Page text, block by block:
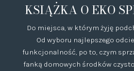
KSIĄŻKA O EKO
Do miejsca, w którym żyję
Od wyboru najlepszego
funkcjonalność, po to, czym
fanką domowych środków